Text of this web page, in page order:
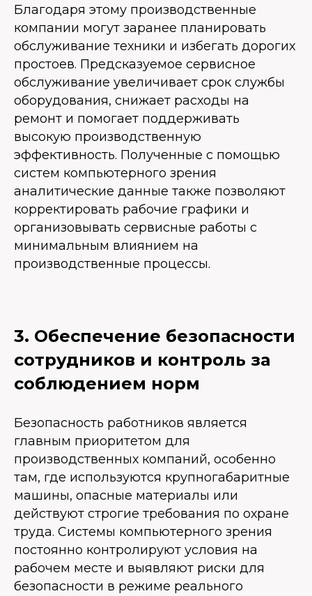
Благодаря этому производственные
компании могут заранее планировать
обслуживание техники и избегать дорогих
простоев. Предсказуемое сервисное
обслуживание увеличивает срок службы
оборудования, снижает расходы на
ремонт и помогает поддерживать
высокую производственную
эффективность. Полученные с помощью
систем компьютерного зрения
аналитические данные также позволяют
корректировать рабочие графики и
организовывать сервисные работы с
минимальным влиянием на
производственные процессы.
3. Обеспечение безопасности
сотрудников и контроль за
соблюдением норм
Безопасность работников является
главным приоритетом для
производственных компаний, особенно
там, где используются крупногабаритные
машины, опасные материалы или
действуют строгие требования по охране
труда. Системы компьютерного зрения
постоянно контролируют условия на
рабочем месте и выявляют риски для
безопасности в режиме реального